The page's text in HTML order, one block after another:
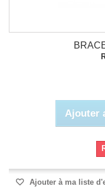
Ajouter
Ajouter à ma liste